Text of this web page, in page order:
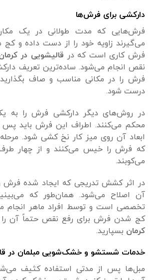
دارکشی برای فرش‌ها
فرش‌هایی که مدت طولانی در یک
می‌گیرند زاویه خود را از دست داده و
فرش کاری است که در قالیشویی در
نقص انجام می‌شود. ساده‌ترین تعریف
فرش را در مکانی مناسب و صاف
درست شود.
در روش‌های دیگر دارکشی فرش را به
محکم می‌کنند. اطراف این فرش باید
ابعاد آن روی میز کار نخ کشی شود.
که فرش را خیس می‌کنند و از چهار
می‌کوبند.
در اثر کشش تدریجی که ایجاد شده فرش
آن اصلاح می‌شود. همان‌طور که
تخصصی است و توسط افراد ماهر انجام
کج شدن فرش برای رفع نقص حتماً آن را
کرمان بسپارید.
خدمات شستشو و خشک‌شویی مبلمان در
مبل‌ها پس از مدتی استفاده کثیف